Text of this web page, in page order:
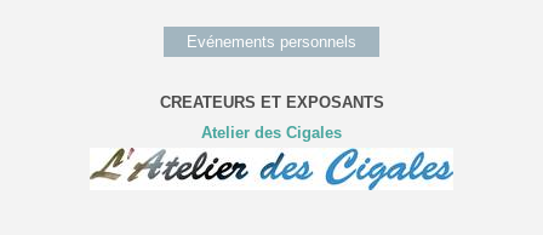
Evénements personnels
CREATEURS ET EXPOSANTS
Atelier des Cigales